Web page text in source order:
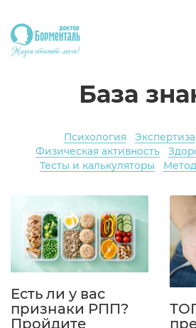
База
Психология Экспертиза
Физическая активность
Тесты и калькуляторы
Есть ли у вас
признаки РПП?
Пройдите